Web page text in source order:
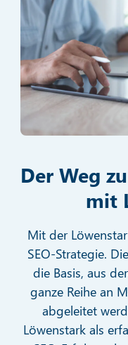
Der Weg
mit
Mit der
SEO-Strategie.
die Basis, aus
ganze Reihe an
abgeleitet
Löwenstark als